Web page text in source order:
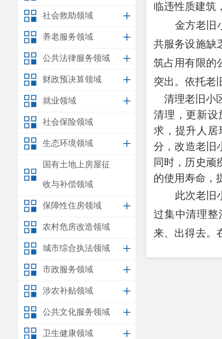
社会救助领域
养老服务领域
公共法律服务领域
财政预决算领域
就业领域
社会保险领域
生态环境领域
国有土地上房屋征
收与补偿领域
保障性住房领域
农村危房改造领域
城市综合执法领域
市政服务领域
涉农补贴领域
公共文化服务领域
卫生健康领域
临违性质建筑
金方老旧
共服务设施缺
筑占用有限的
突出 。 依托老
清理老旧小
清理，更新设
求，提升人居
分，改造老旧
同时 ，历史
的使用寿命，
此次老旧
过集中清理整
来、出得去。